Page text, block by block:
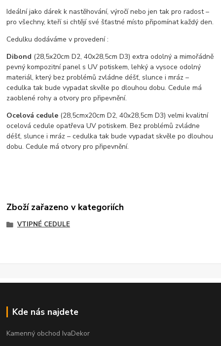
Ideální jako dárek k nastěhování, výročí nebo jen tak pro radost –
pro všechny, kteří si chtějí své šťastné místo připomínat každý den.
Cedulku dodáváme v provedení :
Dibond (28,5x20cm D2, 40x28,5cm D3) extra odolný a mimořádně
pevný kompozitní panel s UV potiskem, lehký a vysoce odolný
materiál, který bez problémů zvládne déšť, slunce i mráz –
cedulka tak bude vypadat skvěle po dlouhou dobu. Cedule má
zaoblené rohy a otvory pro připevnění.
Ocelová cedule (28,5cmx20cm D2, 40x28,5cm D3) velmi kvalitní
ocelová cedule opatřeva UV potiskem. Bez problémů zvládne
déšť, slunce i mráz – cedulka tak bude vypadat skvěle po dlouhou
dobu. Cedule má otvory pro připevnění.
Zboží zařazeno v kategoriích
VTIPNÉ CEDULE
Kde nás najdete
Kamenný obchod IvaDekor